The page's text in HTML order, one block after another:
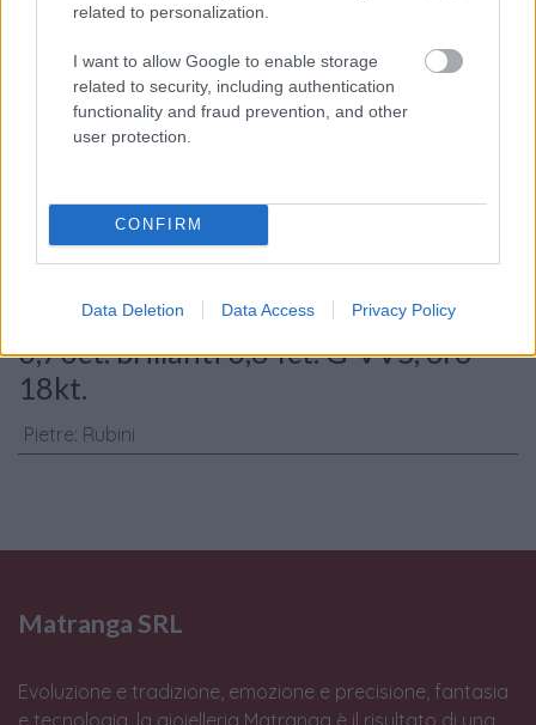
related to personalization.
I want to allow Google to enable storage
related to security, including authentication
functionality and fraud prevention, and other
user protection.
CONFIRM
Data Deletion Data Access Privacy Policy
Consenso al
trattamento dati
Invia
Caratteristiche: Orecchini - Rubini
0,70ct. brillanti 0,64ct. G-VVS, oro
18kt.
Pietre: Rubini
Matranga SRL
Evoluzione e tradizione, emozione e precisione, fantasia
e tecnologia, la gioielleria Matranga è il risultato di una